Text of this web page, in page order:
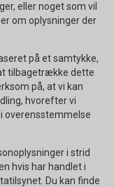
eller noget som vil
om oplysninger der
på et samtykke,
tilbagetrække dette
på, at vi kan
hvorefter vi
overensstemmelse
i strid
hvis har handlet i
Du kan finde